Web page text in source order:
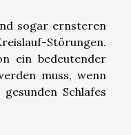
sogar ernsteren
Störungen.
ein bedeutender
muss, wenn
Schlafes